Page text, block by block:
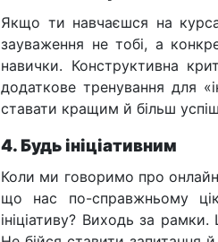
Якщо ти навчаєшся на
зауваження не тобі, а
навички. Конструктивна
додаткове тренування для
ставати кращим й більш
4. Будь ініціативним
Коли ми говоримо про
що нас по-справжньому
ініціативу? Виходь за